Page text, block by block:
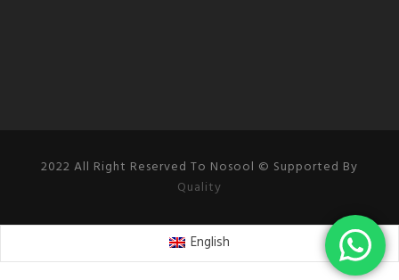
2022 All Right Reserved To Nosool © Supported By
Quality
English